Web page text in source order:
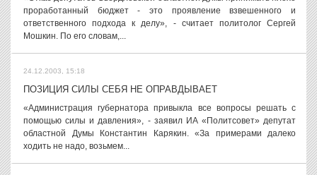
проработанный бюджет - это проявление взвешенного и
ответственного подхода к делу», - считает политолог Сергей
Мошкин. По его словам,...
24.12.2003, 15:18
ПОЗИЦИЯ СИЛЫ СЕБЯ НЕ ОПРАВДЫВАЕТ
«Администрация губернатора привыкла все вопросы решать с
помощью силы и давления», - заявил ИА «Политсовет» депутат
областной Думы Константин Карякин. «За примерами далеко
ходить не надо, возьмем...